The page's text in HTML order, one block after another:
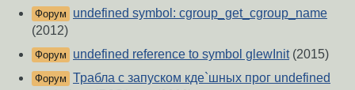
Форум
undefined symbol: cgroup_get_cgroup_name
(2012)
Форум undefined reference to symbol glewInit(2015)
Форум Трабла с запуском кде`шных прог undefined